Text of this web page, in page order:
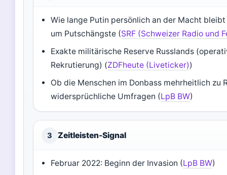
Wie lange Putin persönlich an der Macht
um Putschängste (SRF (Schweizer Radio und
Exakte militärische Reserve Russlands
Rekrutierung) (ZDFheute (Liveticker))
Ob die Menschen im Donbass mehrheitlich zu
widersprüchliche Umfragen (LpB BW)
3 Zeitleisten-Signal
Februar 2022: Beginn der Invasion (LpB BW)